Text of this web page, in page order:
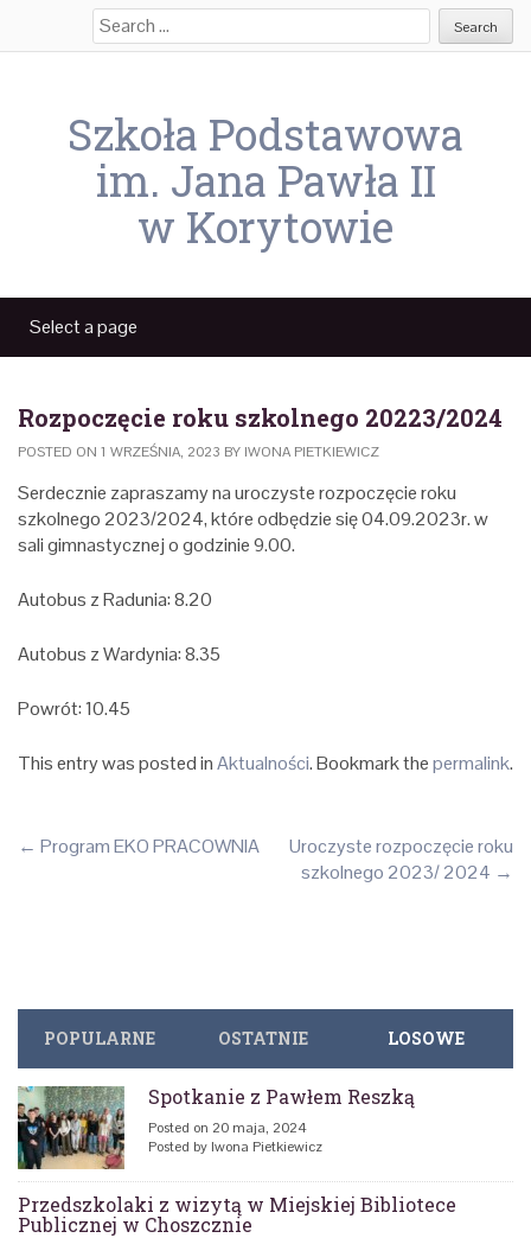
Search
for:
Szkoła Podstawowa
im. Jana Pawła II
w Korytowie
Rozpoczęcie roku szkolnego 20223/2024
POSTED ON 1 WRZEŚNIA, 2023 BY IWONA PIETKIEWICZ
Serdecznie zapraszamy na uroczyste rozpoczęcie roku
szkolnego 2023/2024, które odbędzie się 04.09.2023r. w
sali gimnastycznej o godzinie 9.00.
Autobus z Radunia: 8.20
Autobus z Wardynia: 8.35
Powrót: 10.45
This entry was posted inAktualności. Bookmark thepermalink.
Post
← Program EKO PRACOWNIA
Uroczyste rozpoczęcie roku
szkolnego 2023/ 2024 →
POPULARNE OSTATNIE LOSOWE
Spotkanie z Pawłem Reszką
Posted on 20 maja, 2024
Posted by Iwona Pietkiewicz
Przedszkolaki z wizytą w Miejskiej Bibliotece
Publicznej w Choszcznie